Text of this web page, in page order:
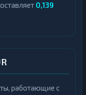
0,139
работающие с